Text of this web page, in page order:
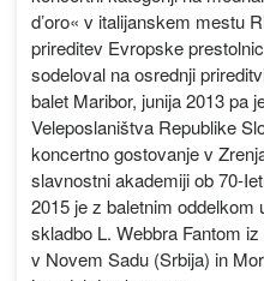
d’oro« v italijanskem mestu
prireditev Evropske
sodeloval na osrednji
balet Maribor, junija 2013 pa
Veleposlaništva Republike
koncertno gostovanje v
slavnostni akademiji ob 70-
2015 je z baletnim
skladbo L. Webbra Fantom
v Novem Sadu (Srbija) in